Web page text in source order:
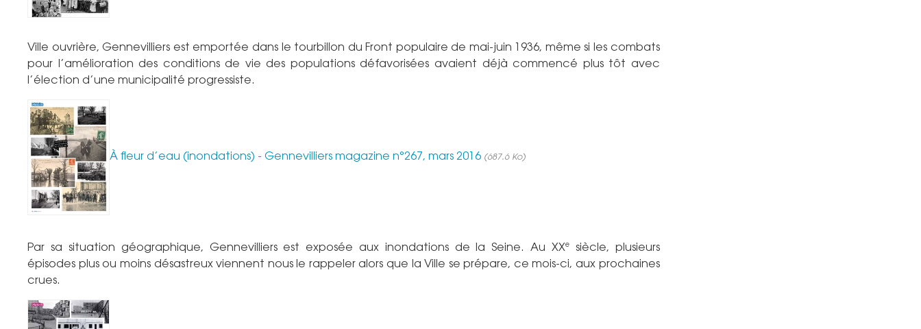
Ville ouvrière, Gennevilliers est emportée dans le tourbillon du Front populaire de mai-juin 1936, même si les combats
pour l’amélioration des conditions de vie des populations défavorisées avaient déjà commencé plus tôt avec
l’élection d’une municipalité progressiste.
À fleur d’eau (inondations) - Gennevilliers magazine n°267, mars 2016 (687.6 Ko)
Par sa situation géographique, Gennevilliers est exposée aux inondations de la Seine. Au XXesiècle, plusieurs
épisodes plus ou moins désastreux viennent nous le rappeler alors que la Ville se prépare, ce mois-ci, aux prochaines
crues.